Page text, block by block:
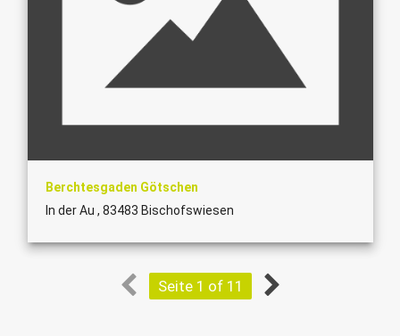
Berchtesgaden Götschen
In der Au , 83483 Bischofswiesen
Seite 1 of 11